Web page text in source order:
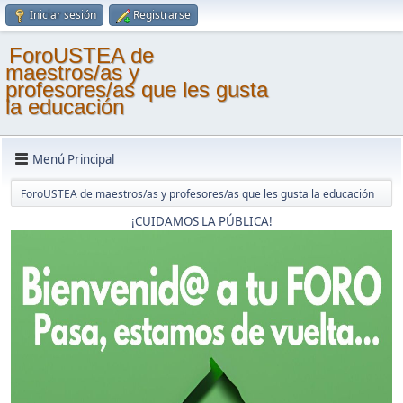
Iniciar sesión Registrarse
ForoUSTEA de
maestros/as y
profesores/as que les gusta
la educación
Menú Principal
ForoUSTEA de maestros/as y profesores/as que les gusta la educación
¡CUIDAMOS LA PÚBLICA!